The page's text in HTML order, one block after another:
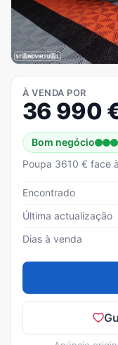
À VENDA POR
36 990
Bom negócio
Poupa 3610 € face
Encontrado
Última actualização
Dias à venda